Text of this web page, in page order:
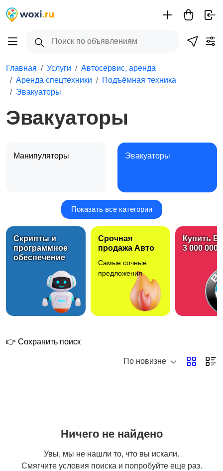
Главная Услуги
Автосервис, аренда
Аренда спецтехники
Подъёмная техника
Эвакуаторы
Эвакуаторы
Манипуляторы Эвакуаторы
Автовышки
Подъёмники
Показать все категории
Скрипты и
программное
обеспечение
Срочная
продажа Авто
Самые сочные
предложения
Купить
3 000 000
👉 Сохранить поиск
По новизне
Ничего не найдено
Увы, мы не нашли то, что вы искали.
Смягчите условия поиска и попробуйте еще раз.